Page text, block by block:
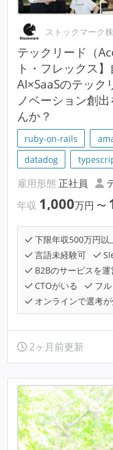
ストックマーク
テックリード（
ト・フレックス
AI×SaaSのテック
ノベーション創
んか？
ruby-on-rails
datadog
雇用形態 正社員
年収 1,000万円 〜
下限年収500万円以
言語未経験可
B2Bのサービスを運
CTOがいる
フ
オンラインで選考
2ヶ月前更新